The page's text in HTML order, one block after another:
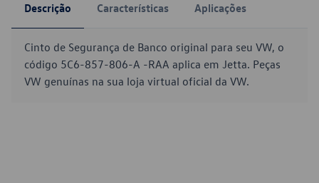
Descrição Características Aplicações
Cinto de Segurança de Banco original para seu VW, o
código 5C6-857-806-A -RAA aplica em Jetta. Peças
VW genuínas na sua loja virtual oficial da VW.